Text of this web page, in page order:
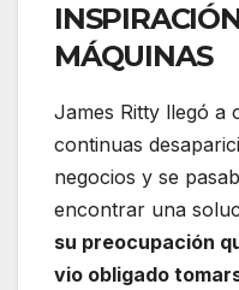
MÁQUINAS
James Ritty llegó a
continuas
negocios y se
encontrar una
su preocupación
vio obligado